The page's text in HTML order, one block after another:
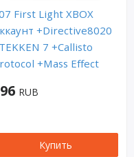
First Light XBOX
+Directive8020
7 +Callisto
+Mass Effect
RUB
Купить